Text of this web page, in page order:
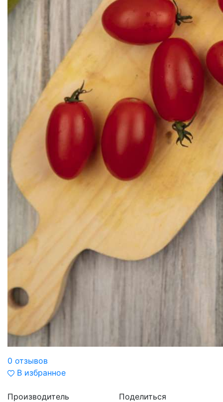
0 отзывов
В избранное
Производитель Поделиться